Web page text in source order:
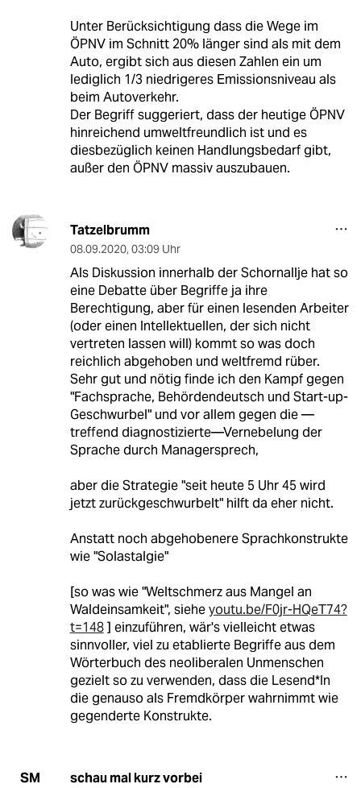
Unter Berücksichtigung dass die Wege im
ÖPNV im Schnitt 20% länger sind als mit dem
Auto, ergibt sich aus diesen Zahlen ein um
lediglich 1/3 niedrigeres Emissionsniveau als
beim Autoverkehr.
Der Begriff suggeriert, dass der heutige ÖPNV
hinreichend umweltfreundlich ist und es
diesbezüglich keinen Handlungsbedarf gibt,
außer den ÖPNV massiv auszubauen.
Tatzelbrumm
08.09.2020, 03:09 Uhr
Als Diskussion innerhalb der Schornallje hat so
eine Debatte über Begriffe ja ihre
Berechtigung, aber für einen lesenden Arbeiter
(oder einen Intellektuellen, der sich nicht
vertreten lassen will) kommt so was doch
reichlich abgehoben und weltfremd rüber.
Sehr gut und nötig finde ich den Kampf gegen
"Fachsprache, Behördendeutsch und Start-up-
Geschwurbel" und vor allem gegen die —
treffend diagnostizierte—Vernebelung der
Sprache durch Managersprech,
aber die Strategie "seit heute 5 Uhr 45 wird
jetzt zurückgeschwurbelt" hilft da eher nicht.
Anstatt noch abgehobenere Sprachkonstrukte
wie "Solastalgie"
[so was wie "Weltschmerz aus Mangel an
Waldeinsamkeit", sieheyoutu.be/F0jr-HQeT74?
t=148] einzuführen, wär's vielleicht etwas
sinnvoller, viel zu etablierte Begriffe aus dem
Wörterbuch des neoliberalen Unmenschen
gezielt so zu verwenden, dass die Lesend*In
die genauso als Fremdkörper wahrnimmt wie
gegenderte Konstrukte.
SM schau mal kurz vorbei